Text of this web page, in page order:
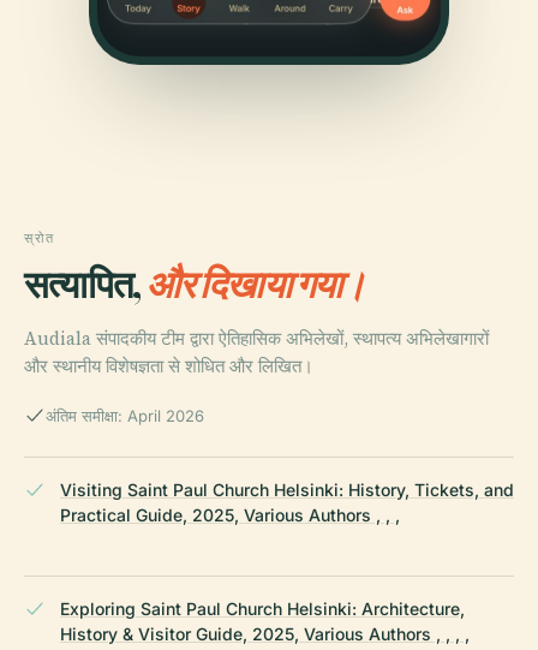
स्रोत
सत्यापित,और दिखाया गया।
Audiala संपादकीय टीम द्वारा ऐतिहासिक अभिलेखों, स्थापत्य अभिलेखागारों
और स्थानीय विशेषज्ञता से शोधित और लिखित।
अंतिम समीक्षा: April 2026
Visiting Saint Paul Church Helsinki: History, Tickets, and
Practical Guide, 2025, Various Authors , , ,
Exploring Saint Paul Church Helsinki: Architecture,
History & Visitor Guide, 2025, Various Authors , , , ,